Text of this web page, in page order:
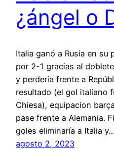
¿ángel o
Italia ganó a Rusia en su
por 2-1 gracias al
y perdería frente a
resultado (el gol italiano
Chiesa), equipacion
pase frente a Alemania.
goles eliminaría a Italia y…
agosto 2, 2023